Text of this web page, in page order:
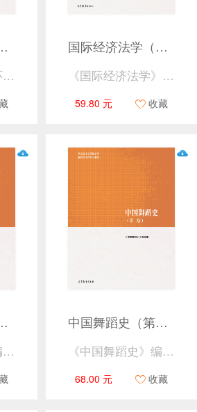
（第二版）
《人口、资源与环境经济学》编写组
国际经济法学（第三版）
《国际经济法学》编写组
59.80 元 收藏
二版）
《发展经济学》编写组
中国舞蹈史（第二版）
《中国舞蹈史》编写组
68.00 元 收藏